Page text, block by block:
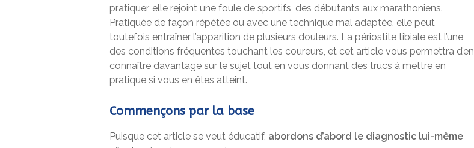
pratiquer, elle rejoint une foule de sportifs, des débutants aux marathoniens.
Pratiquée de façon répétée ou avec une technique mal adaptée, elle peut
toutefois entraîner l’apparition de plusieurs douleurs. La périostite tibiale est l’une
des conditions fréquentes touchant les coureurs, et cet article vous permettra d’en
connaître davantage sur le sujet tout en vous donnant des trucs à mettre en
pratique si vous en êtes atteint.
Commençons par la base
Puisque cet article se veut éducatif, abordons d’abord le diagnostic lui-même